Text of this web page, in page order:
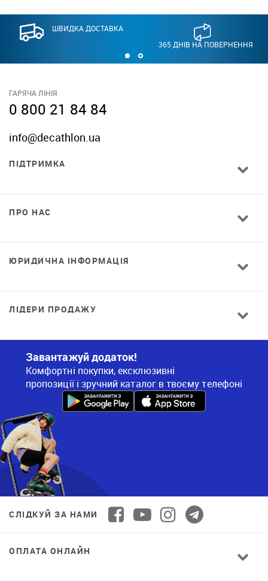
ШВИДКА ДОСТАВКА
365 ДНІВ НА ПОВЕРНЕННЯ
ГАРЯЧА ЛІНІЯ
0 800 21 84 84
info@decathlon.ua
ПІДТРИМКА
ПРО НАС
ЮРИДИЧНА ІНФОРМАЦІЯ
ЛІДЕРИ ПРОДАЖУ
Завантажуй додаток!
Комфортні покупки, ексклюзивні
пропозиції і зручний каталог в твоєму телефоні
СЛІДКУЙ ЗА НАМИ
ОПЛАТА ОНЛАЙН